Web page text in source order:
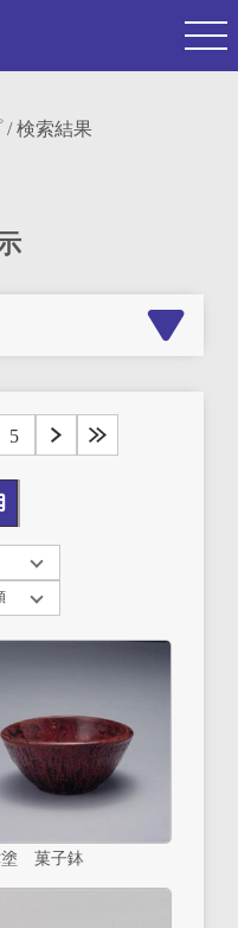
/ 検索結果
5
塗 菓子鉢